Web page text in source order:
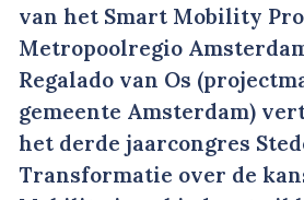
van het Smart Mobility
Metropoolregio
Regalado van Os
gemeente Amsterdam)
het derde jaarcongres
Transformatie over de